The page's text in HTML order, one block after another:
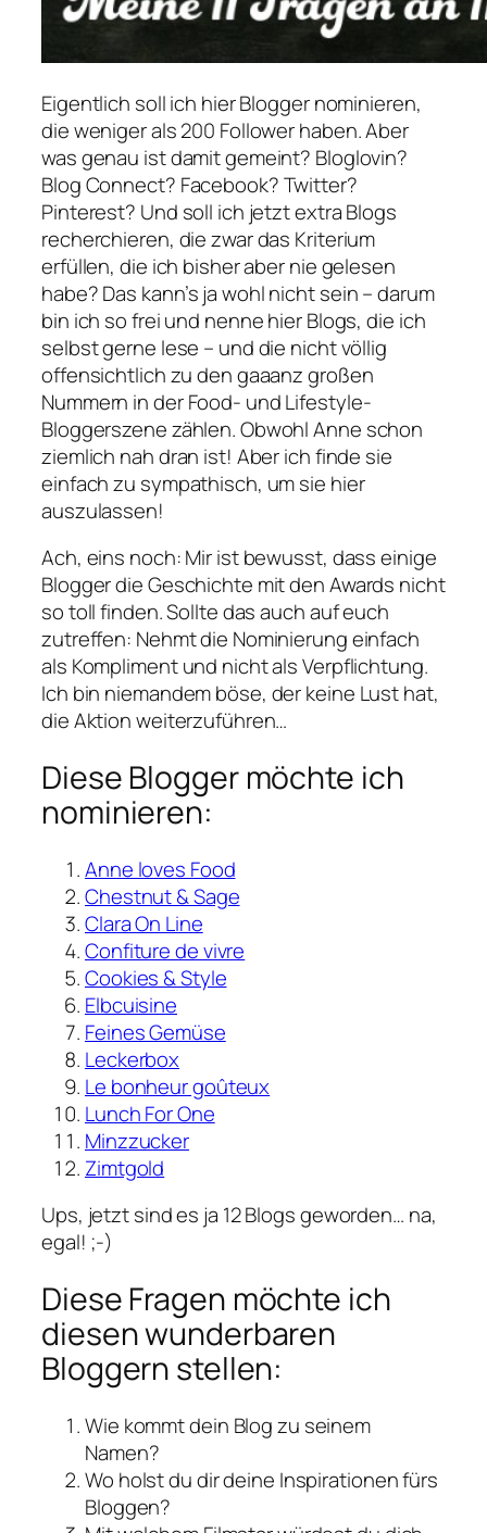
Eigentlich soll ich hier Blogger nominieren,
die weniger als 200 Follower haben. Aber
was genau ist damit gemeint? Bloglovin?
Blog Connect? Facebook? Twitter?
Pinterest? Und soll ich jetzt extra Blogs
recherchieren, die zwar das Kriterium
erfüllen, die ich bisher aber nie gelesen
habe? Das kann’s ja wohl nicht sein – darum
bin ich so frei und nenne hier Blogs, die ich
selbst gerne lese – und die nicht völlig
offensichtlich zu den gaaanz großen
Nummern in der Food- und Lifestyle-
Bloggerszene zählen. Obwohl Anne schon
ziemlich nah dran ist! Aber ich finde sie
einfach zu sympathisch, um sie hier
auszulassen!
Ach, eins noch: Mir ist bewusst, dass einige
Blogger die Geschichte mit den Awards nicht
so toll finden. Sollte das auch auf euch
zutreffen: Nehmt die Nominierung einfach
als Kompliment und nicht als Verpflichtung.
Ich bin niemandem böse, der keine Lust hat,
die Aktion weiterzuführen…
Diese Blogger möchte ich
nominieren:
Anne loves Food
Chestnut & Sage
Clara On Line
Confiture de vivre
Cookies & Style
Elbcuisine
Feines Gemüse
Leckerbox
Le bonheur goûteux
Lunch For One
Minzzucker
Zimtgold
Ups, jetzt sind es ja 12 Blogs geworden… na,
egal! ;-)
Diese Fragen möchte ich
diesen wunderbaren
Bloggern stellen:
Wie kommt dein Blog zu seinem
Namen?
Wo holst du dir deine Inspirationen fürs
Bloggen?